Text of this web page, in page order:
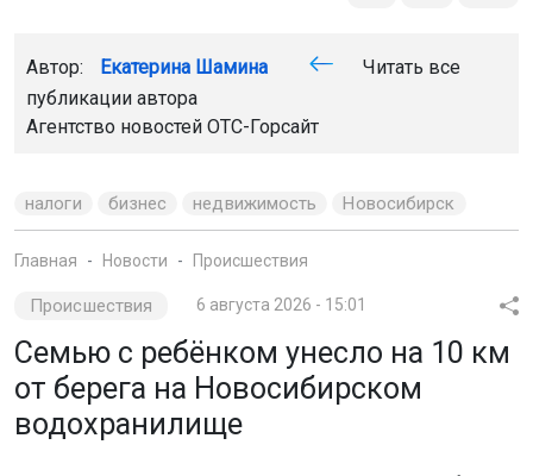
Автор: Екатерина Шамина
Читать все
публикации автора
Агентство новостей ОТС-Горсайт
налоги бизнес недвижимость Новосибирск
Главная Новости Происшествия
Происшествия 6 августа 2026 - 15:01
Семью с ребёнком унесло на 10 км
от берега на Новосибирском
водохранилище